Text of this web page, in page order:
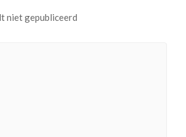
niet gepubliceerd